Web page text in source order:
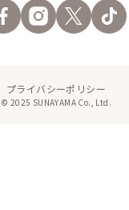
© 2025 SUNAYAMA Co., Ltd.
プライバシーポリシー